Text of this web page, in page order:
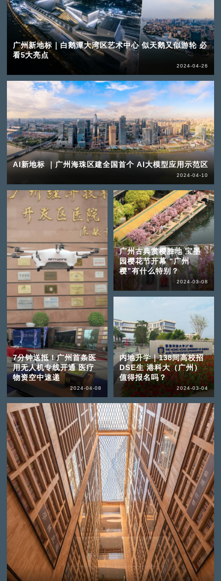
广州新地标｜白鹅潭大湾区艺术中心 似天鹅又似游轮 必
看5大亮点
2024-04-26
AI新地标 ｜广州海珠区建全国首个 AI大模型应用示范区
2024-04-10
7分钟送抵！广州首条医
用无人机专线开通 医疗
物资空中速递
2024-04-08
广州古典赏樱胜地 宝墨
园樱花节开幕 “广州
樱”有什么特别？
2024-03-08
内地升学｜138间高校招
DSE生 港科大（广州）
值得报名吗？
2024-03-04